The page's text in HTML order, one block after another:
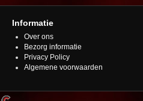
Informatie
Over ons
Bezorg informatie
Privacy Policy
Algemene voorwaarden